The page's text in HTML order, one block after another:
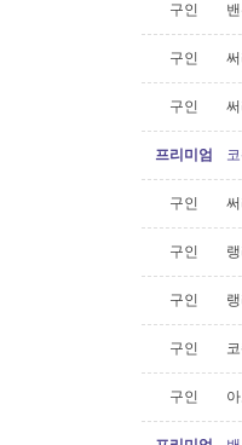
구인
구인 써
구인 써
프리미엄
구인 써
구인 랭
구인 랭
구인
구인